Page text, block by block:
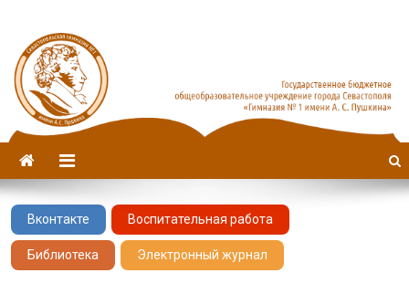
Вконтакте Воспитательная работа
Библиотека Электронный журнал